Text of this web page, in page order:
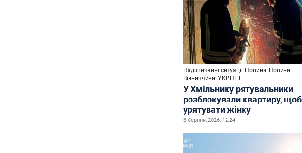
Надзвичайні ситуації Новини Новини
Вінниччини УКР.НЕТ
У Хмільнику рятувальники
розблокували квартиру, щоб
урятувати жінку
6 Серпня, 2026, 12:24